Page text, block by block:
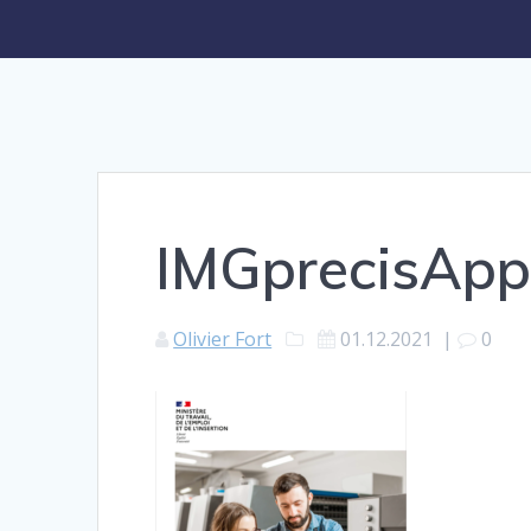
Olivier Fort 01.12.2021 | 0